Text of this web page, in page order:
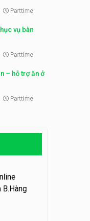
ngân parttime
ROOM
bán hàng,
edit ảnh,
tiếp thực,
phục vụ ca
dừa
phụ bếp –
Tôm – Bếp
- Bếp Tiên
Parttime
vụ bàn
Parttime
– hỗ trợ ăn ở
Parttime
B.Hàng